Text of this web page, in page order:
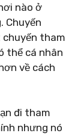
nào ở
Chuyến
chuyến tham
thể cá nhân
về cách
đi tham
nhưng nó